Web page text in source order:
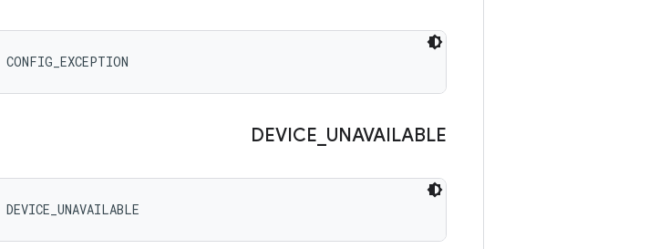
CONFIG_EXCEPTION
DEVICE UNAVAILABLE
DEVICE_UNAVAILABLE